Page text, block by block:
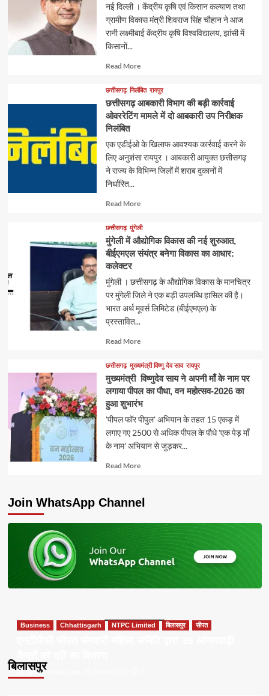
नई दिल्ली । केंद्रीय कृषि एवं किसान कल्याण तथा
ग्रामीण विकास मंत्री शिवराज सिंह चौहान ने आज
रानी लक्ष्मीबाई केंद्रीय कृषि विश्वविद्यालय, झांसी में
किसानों...
Read MoreRead
about
छत्तीसगढ़ निलंबित रायपुर
छत्तीसगढ़ आबकारी विभाग की बड़ी कार्रवाई
ओवररेटिंग मामले में दो आबकारी उप निरीक्षक
निलंबित
एक एडीईओ के खिलाफ आवश्यक कार्रवाई करने के
लिए अनुशंसा रायपुर । आबकारी आयुक्त छत्तीसगढ़
ने राज्य के विभिन्न जिलों में शराब दुकानों में
निर्धारित...
Read MoreRead
about
छत्तीसगढ़ मुंगेली
मुंगेली में औद्योगिक विकास की नई शुरुआत,
बीईएमएल संयंत्र बनेगा विकास का आधार:
कलेक्टर
मुंगेली । छत्तीसगढ़ के औद्योगिक विकास के मानचित्र
पर मुंगेली जिले ने एक बड़ी उपलब्धि हासिल की है।
भारत अर्थ मूवर्स लिमिटेड (बीईएमएल) के
प्रस्तावित...
Read MoreRead
about
छत्तीसगढ़ मुख्यमंत्री विष्णु देव साय रायपुर
मुख्यमंत्री विष्णुदेव साय ने अपनी माँ के नाम पर
लगाया पीपल का पौधा, वन महोत्सव-2026 का
हुआ शुभारंभ
'पीपल फॉर पीपुल' अभियान के तहत 15 एकड़ में
लगाए गए 2500 से अधिक पीपल के पौधे 'एक पेड़ माँ
के नाम' अभियान से जुड़कर...
Read MoreRead
Join WhatsApp Channel
बिलासपुर
Business Chhattisgarh NTPC Limited बिलासपुर सीपत
Apna Chhattisgarh